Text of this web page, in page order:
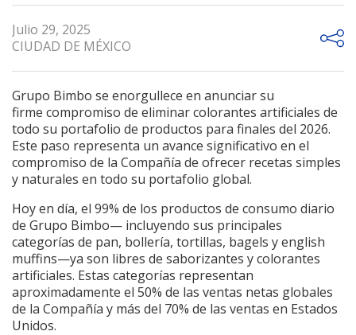
Julio 29, 2025
CIUDAD DE MÉXICO
Grupo Bimbo se enorgullece en anunciar su
firme compromiso de eliminar colorantes artificiales de
todo su portafolio de productos para finales del 2026.
Este paso representa un avance significativo en el
compromiso de la Compañía de ofrecer recetas simples
y naturales en todo su portafolio global.
Hoy en día, el 99% de los productos de consumo diario
de Grupo Bimbo— incluyendo sus principales
categorías de pan, bollería, tortillas, bagels y english
muffins—ya son libres de saborizantes y colorantes
artificiales. Estas categorías representan
aproximadamente el 50% de las ventas netas globales
de la Compañía y más del 70% de las ventas en Estados
Unidos.